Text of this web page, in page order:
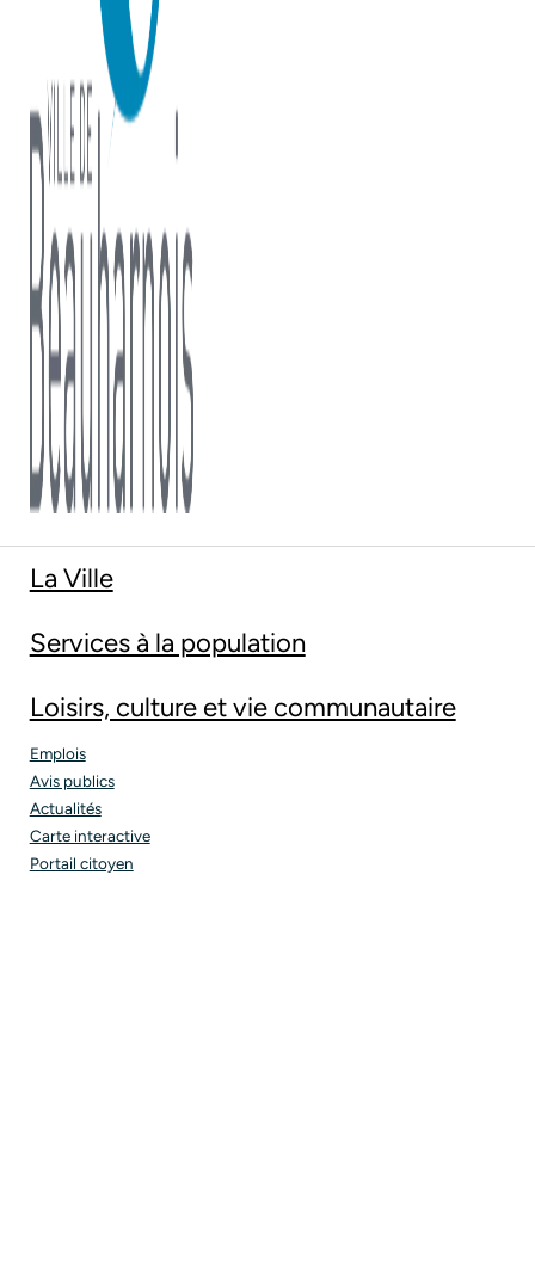
La Ville
Services à la population
Loisirs, culture et vie communautaire
Emplois
Avis publics
Actualités
Carte interactive
Portail citoyen